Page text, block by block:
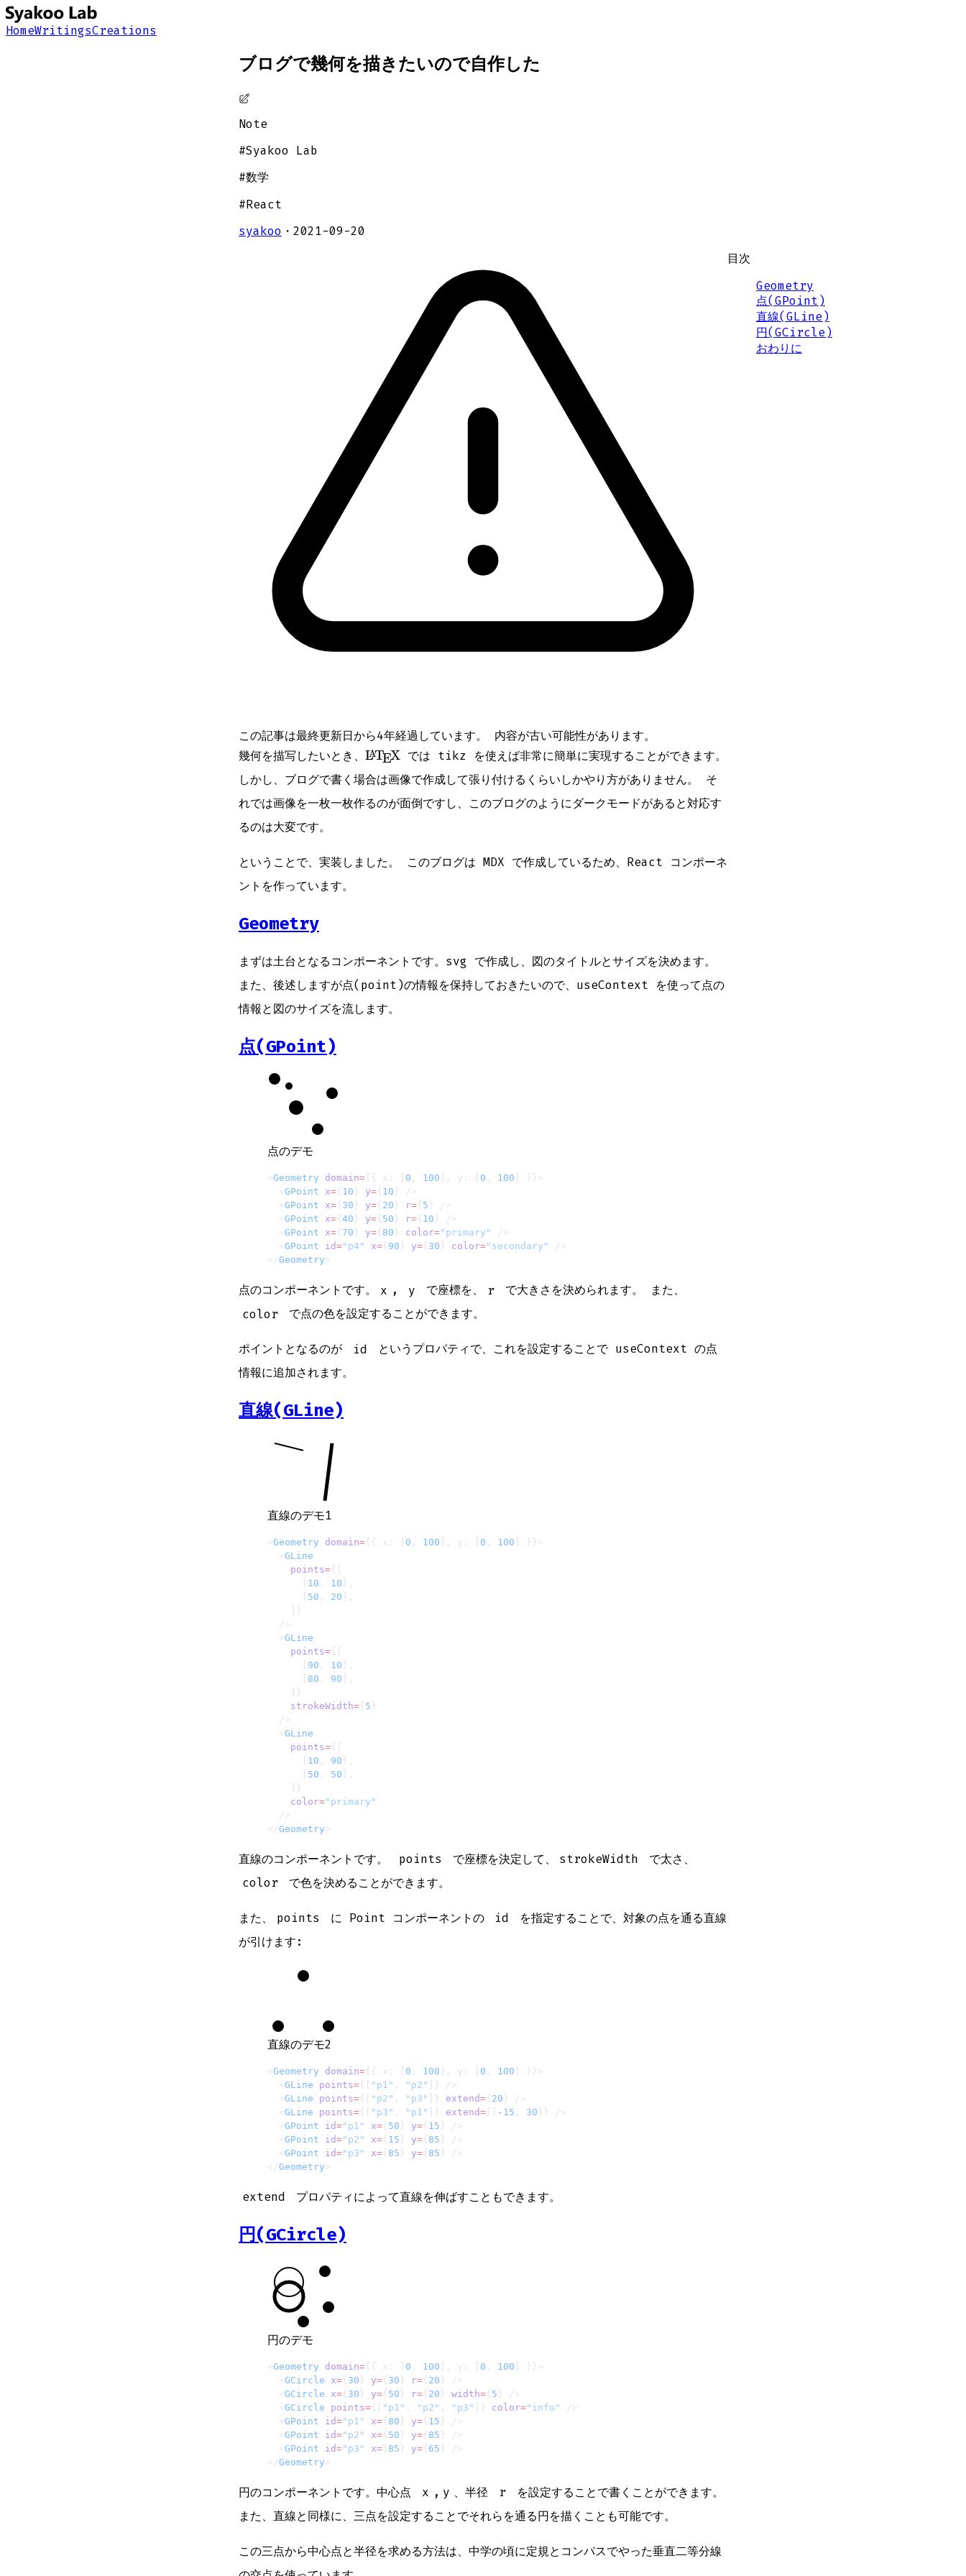
HomeWritingsCreations
ブログで幾何を描きたいので自作した
Note
#Syakoo Lab
#数学
#React
syakoo ・ 2021-09-20
この記事は最終更新日から4年経過しています。 内容が古い可能性があります。
幾何を描写したいとき、 \LaTeX
LATEXでは tikz を使えば非常に簡単に実現することができます。
しかし、ブログで書く場合は画像で作成して張り付けるくらいしかやり方がありません。 そ
れでは画像を一枚一枚作るのが面倒ですし、このブログのようにダークモードがあると対応す
るのは大変です。
ということで、実装しました。 このブログは MDX で作成しているため、React コンポーネ
ントを作っています。
Geometry
まずは土台となるコンポーネントです。svg で作成し、図のタイトルとサイズを決めます。
また、後述しますが点(point)の情報を保持しておきたいので、useContext を使って点の
情報と図のサイズを流します。
点(GPoint)
点のデモ
< Geometry domain={{ x: [ 0 , 100 ], y: [ 0 , 100 ] }}>
  <
GPoint x={ 10 } y={ 10 } />
  <
GPoint x={ 30 } y={ 20 } r={ 5 } />
  <
GPoint x={ 40 } y={ 50 } r={ 10 } />
  <
GPoint x={ 70 } y={ 80 } color="primary"
/>
  <
GPoint id="p4" x={ 90 } y={ 30 } color="secondary"
/>
</Geometry >
点のコンポーネントです。 x , y で座標を、 r
で大きさを決められます。 また、
color
で点の色を設定することができます。
ポイントとなるのが id
というプロパティで、これを設定することで useContext の点
情報に追加されます。
直線(GLine)
直線のデモ1
< Geometry domain={{ x: [ 0 , 100 ], y: [ 0 , 100 ] }}>
  <
GLine
    points
={[
10 , 10 ],
50 , 20 ],
    ]}
  />
  <
GLine
    points
={[
90 , 10 ],
80 , 90 ],
    ]}
    strokeWidth
={ 5 }
  />
  <
GLine
    points
={[
10 , 90 ],
50 , 50 ],
    ]}
    color
="primary"
  />
</Geometry >
直線のコンポーネントです。 points で座標を決定して、 strokeWidth
で太さ、
color
で色を決めることができます。
また、 points に Point コンポーネントの id
を指定することで、対象の点を通る直線
が引けます:
直線のデモ2
< Geometry domain={{ x: [ 0 , 100 ], y: [ 0 , 100 ] }}>
  <
GLine points={[ "p1" , "p2"
]} />
  <
GLine points={[ "p2" , "p3" ]} extend={ 20 } />
  <
GLine points={[ "p3" , "p1" ]} extend={[ - 15 , 30 ]} />
  <
GPoint id="p1" x={ 50 } y={ 15 } />
  <
GPoint id="p2" x={ 15 } y={ 85 } />
  <
GPoint id="p3" x={ 85 } y={ 85 } />
</Geometry >
extend プロパティによって直線を伸ばすこともできます。
円(GCircle)
円のデモ
< Geometry domain={{ x: [ 0 , 100 ], y: [ 0 , 100 ] }}>
  <
GCircle x={ 30 } y={ 30 } r={ 20 } />
  <
GCircle x={ 30 } y={ 50 } r={ 20 } width={ 5 } />
  <
GCircle points={[ "p1" , "p2" , "p3" ]} color="info"
/>
  <
GPoint id="p1" x={ 80 } y={ 15 } />
  <
GPoint id="p2" x={ 50 } y={ 85 } />
  <
GPoint id="p3" x={ 85 } y={ 65 } />
</Geometry >
円のコンポーネントです。中心点 x , y 、半径 r
を設定することで書くことができます。
また、直線と同様に、三点を設定することでそれらを通る円を描くことも可能です。
この三点から中心点と半径を求める方法は、中学の頃に定規とコンパスでやった垂直二等分線
目次
Geometry
点(GPoint)
直線(GLine)
円(GCircle)
おわりに